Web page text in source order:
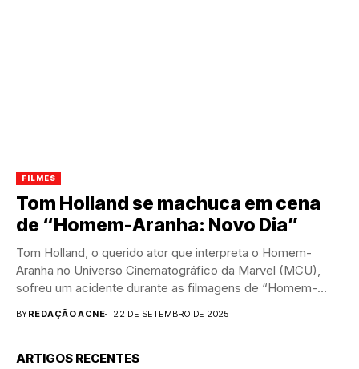
FILMES
Tom Holland se machuca em cena
de “Homem-Aranha: Novo Dia”
Tom Holland, o querido ator que interpreta o Homem-
Aranha no Universo Cinematográfico da Marvel (MCU),
sofreu um acidente durante as filmagens de “Homem-
Aranha: Novo...
BYREDAÇÃO ACNE 22 DE SETEMBRO DE 2025
ARTIGOS RECENTES